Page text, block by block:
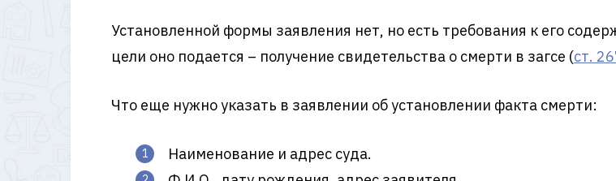
Установленной формы заявления нет, но есть требования к его
цели оно подается – получение свидетельства о смерти в загсе (ст.
Что еще нужно указать в заявлении об установлении факта смерти:
Наименование и адрес суда.